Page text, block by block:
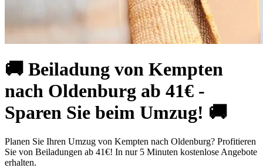
🚚 Beiladung von Kempten
nach Oldenburg ab 41€ -
Sparen Sie beim Umzug! 🚚
Planen Sie Ihren Umzug von Kempten nach Oldenburg? Profitieren
Sie von Beiladungen ab 41€! In nur 5 Minuten kostenlose Angebote
erhalten.